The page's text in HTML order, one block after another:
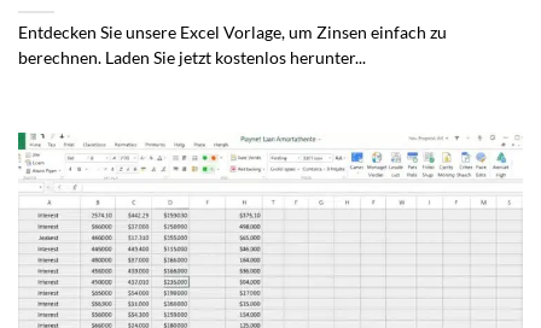
Entdecken Sie unsere Excel Vorlage, um Zinsen einfach zu
berechnen. Laden Sie jetzt kostenlos herunter...